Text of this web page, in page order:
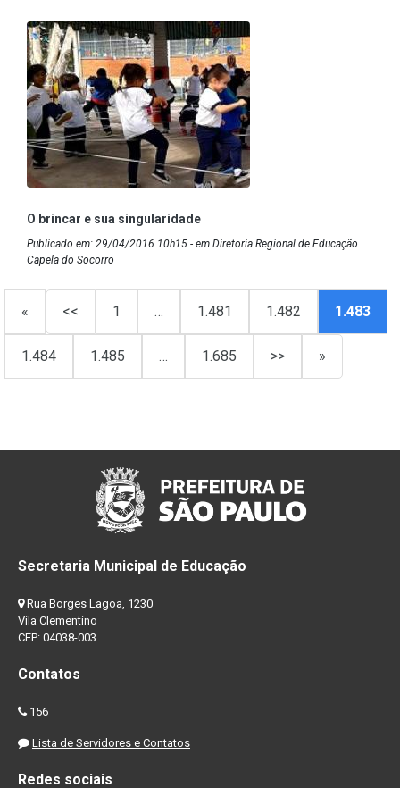
O brincar e sua singularidade
Publicado em: 29/04/2016 10h15 - em Diretoria Regional de Educação
Capela do Socorro
« << 1 … 1.481 1.482 1.483
1.484 1.485 … 1.685 >> »
Secretaria Municipal de Educação
Rua Borges Lagoa, 1230
Vila Clementino
CEP: 04038-003
Contatos
156
Lista de Servidores e Contatos
Redes sociais